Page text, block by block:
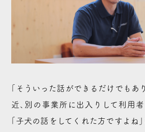
「そういった話ができるだけでもあ
近、別の事業所に出入りして利用者
「子犬の話をしてくれた方ですよね